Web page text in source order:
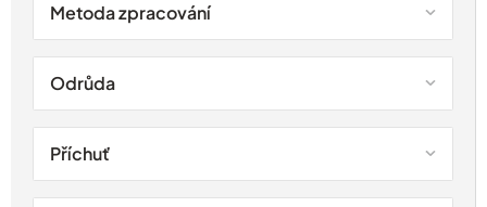
Metoda zpracování
Odrůda
Příchuť